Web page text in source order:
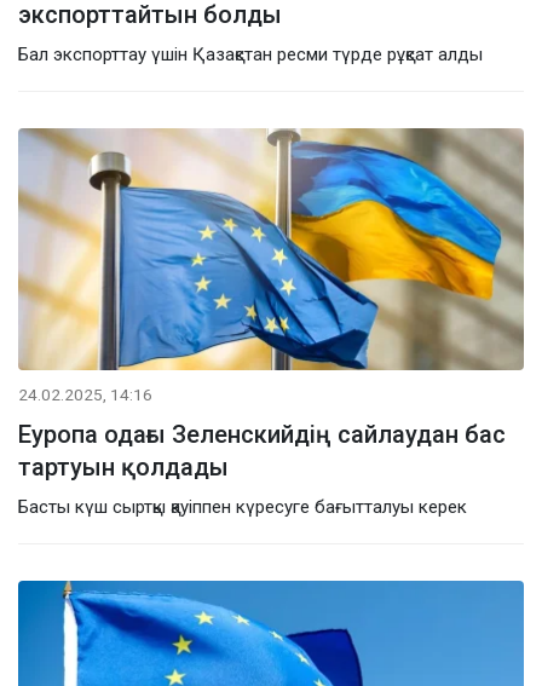
экспорттайтын болды
Бал экспорттау үшін Қазақстан ресми түрде рұқсат алды
24.02.2025, 14:16
Еуропа одағы Зеленскийдің сайлаудан бас
тартуын қолдады
Басты күш сыртқы қауіппен күресуге бағытталуы керек